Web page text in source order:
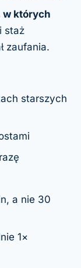
w których
staż
zaufania.
starszych
a nie 30
1×